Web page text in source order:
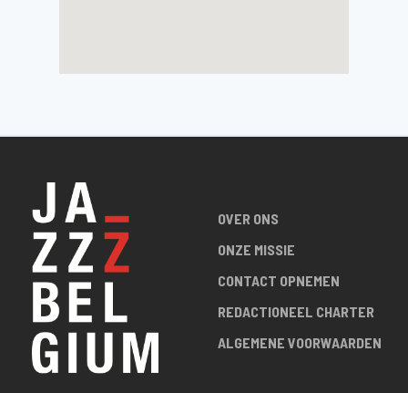
OVER ONS
ONZE MISSIE
CONTACT OPNEMEN
REDACTIONEEL CHARTER
ALGEMENE VOORWAARDEN